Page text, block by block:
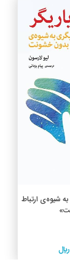
خرید
شیوه‌ی ارتباط